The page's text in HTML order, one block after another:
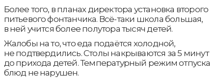
Более того, в планах директора установка второго
питьевого фонтанчика. Всё-таки школа большая,
в ней учится более полутора тысяч детей.
Жалобы на то, что еда подаётся холодной,
не подтвердились. Столы накрываются за 5 минут
до прихода детей. Температурный режим отпуска
блюд не нарушен.